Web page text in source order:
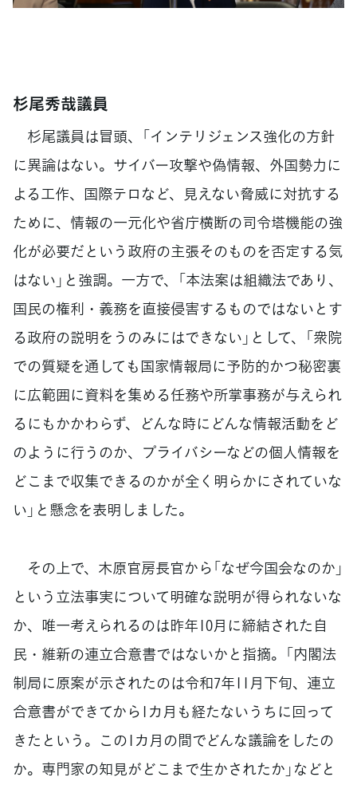
杉尾秀哉議員
杉尾議員は冒頭、「インテリジェンス強化の方針
に異論はない。サイバー攻撃や偽情報、外国勢力に
よる工作、国際テロなど、見えない脅威に対抗する
ために、情報の一元化や省庁横断の司令塔機能の強
化が必要だという政府の主張そのものを否定する気
はない」と強調。一方で、「本法案は組織法であり、
国民の権利・義務を直接侵害するものではないとす
る政府の説明をうのみにはできない」として、「衆院
での質疑を通しても国家情報局に予防的かつ秘密裏
に広範囲に資料を集める任務や所掌事務が与えられ
るにもかかわらず、どんな時にどんな情報活動をど
のように行うのか、プライバシーなどの個人情報を
どこまで収集できるのかが全く明らかにされていな
い」と懸念を表明しました。
その上で、木原官房長官から「なぜ今国会なのか」
という立法事実について明確な説明が得られないな
か、唯一考えられるのは昨年10月に締結された自
民・維新の連立合意書ではないかと指摘。「内閣法
制局に原案が示されたのは令和7年11月下旬、連立
合意書ができてから1カ月も経たないうちに回って
きたという。この1カ月の間でどんな議論をしたの
か。専門家の知見がどこまで生かされたか」などと